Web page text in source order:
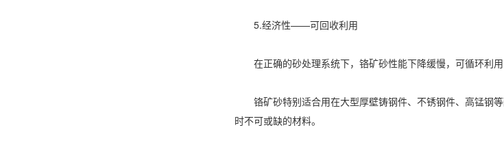
5.经济性——可回收利用‌
在正确的砂处理系统下，铬矿砂性能下降缓慢，可循环利用
铬矿砂特别适合用在大型厚壁铸钢件、不锈钢件、高锰钢
时不可或缺的材料。